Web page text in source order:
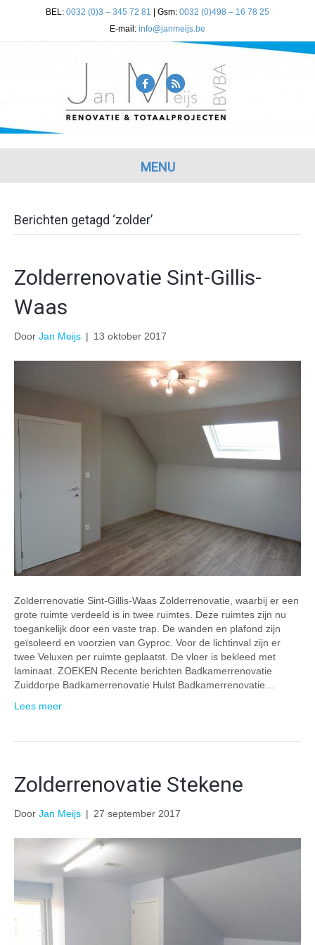
BEL: 0032 (0)3 – 345 72 81 | Gsm: 0032 (0)498 – 16 78 25
E-mail: info@janmeijs.be
Facebook
Rss
MENU
Berichten getagd ‘zolder’
Zolderrenovatie Sint-Gillis-
Waas
Door Jan Meijs | 13 oktober 2017
Zolderrenovatie Sint-Gillis-Waas Zolderrenovatie, waarbij er een
grote ruimte verdeeld is in twee ruimtes. Deze ruimtes zijn nu
toegankelijk door een vaste trap. De wanden en plafond zijn
geïsoleerd en voorzien van Gyproc. Voor de lichtinval zijn er
twee Veluxen per ruimte geplaatst. De vloer is bekleed met
laminaat. ZOEKEN Recente berichten Badkamerrenovatie
Zuiddorpe Badkamerrenovatie Hulst Badkamerrenovatie…
Lees meer
Zolderrenovatie Stekene
Door Jan Meijs | 27 september 2017